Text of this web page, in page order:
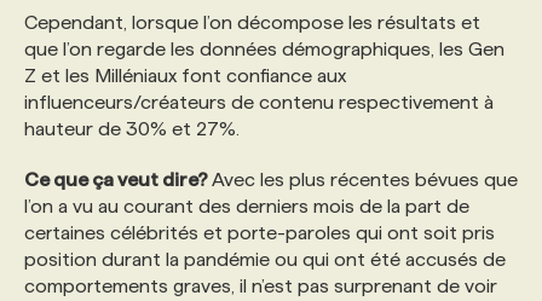
Cependant, lorsque l’on décompose les résultats et
que l’on regarde les données démographiques, les Gen
Z et les Milléniaux font confiance aux
influenceurs/créateurs de contenu respectivement à
hauteur de 30% et 27%.
Ce que ça veut dire?Avec les plus récentes bévues que
l’on a vu au courant des derniers mois de la part de
certaines célébrités et porte-paroles qui ont soit pris
position durant la pandémie ou qui ont été accusés de
comportements graves, il n’est pas surprenant de voir